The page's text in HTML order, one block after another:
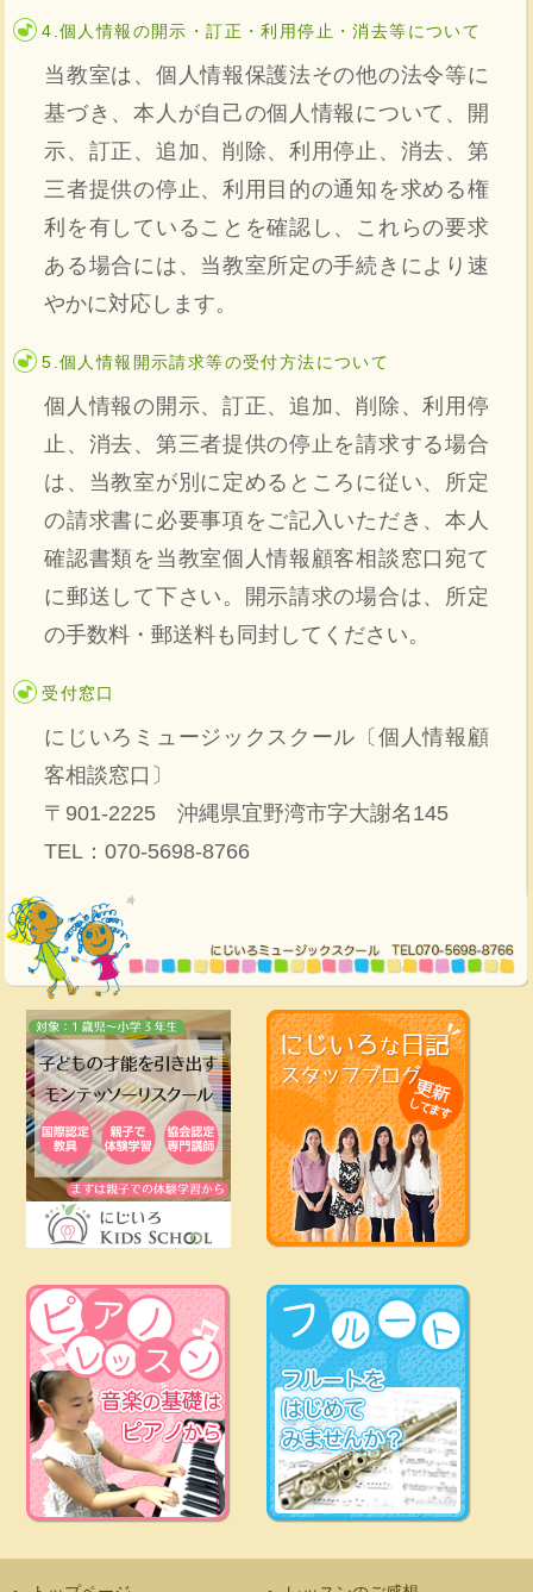
4.個人情報の開示・訂正・利用停止・消去等について
当教室は、個人情報保護法その他の法令等に
基づき、本人が自己の個人情報について、開
示、訂正、追加、削除、利用停止、消去、第
三者提供の停止、利用目的の通知を求める権
利を有していることを確認し、これらの要求
ある場合には、当教室所定の手続きにより速
やかに対応します。
5.個人情報開示請求等の受付方法について
個人情報の開示、訂正、追加、削除、利用停
止、消去、第三者提供の停止を請求する場合
は、当教室が別に定めるところに従い、所定
の請求書に必要事項をご記入いただき、本人
確認書類を当教室個人情報顧客相談窓口宛て
に郵送して下さい。開示請求の場合は、所定
の手数料・郵送料も同封してください。
受付窓口
にじいろミュージックスクール〔個人情報顧
客相談窓口〕
〒901-2225 沖縄県宜野湾市字大謝名145
TEL：070-5698-8766